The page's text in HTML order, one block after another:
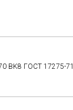
BK8 ГОСТ 17275-71